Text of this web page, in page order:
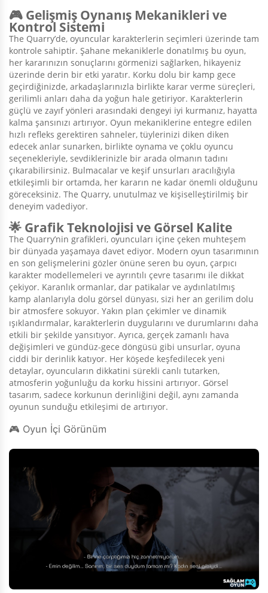
🎮 Gelişmiş Oynanış Mekanikleri ve
Kontrol Sistemi
The Quarry’de, oyuncular karakterlerin seçimleri üzerinde tam
kontrole sahiptir. Şahane mekaniklerle donatılmış bu oyun,
her kararınızın sonuçlarını görmenizi sağlarken, hikayeniz
üzerinde derin bir etki yaratır. Korku dolu bir kamp gece
geçirdiğinizde, arkadaşlarınızla birlikte karar verme süreçleri,
gerilimli anları daha da yoğun hale getiriyor. Karakterlerin
güçlü ve zayıf yönleri arasındaki dengeyi iyi kurmanız, hayatta
kalma şansınızı artırıyor. Oyun mekaniklerine entegre edilen
hızlı refleks gerektiren sahneler, tüylerinizi diken diken
edecek anlar sunarken, birlikte oynama ve çoklu oyuncu
seçenekleriyle, sevdiklerinizle bir arada olmanın tadını
çıkarabilirsiniz. Bulmacalar ve keşif unsurları aracılığıyla
etkileşimli bir ortamda, her kararın ne kadar önemli olduğunu
göreceksiniz. The Quarry, unutulmaz ve kişiselleştirilmiş bir
deneyim vadediyor.
🌟 Grafik Teknolojisi ve Görsel Kalite
The Quarry’nin grafikleri, oyuncuları içine çeken muhteşem
bir dünyada yaşamaya davet ediyor. Modern oyun tasarımının
en son gelişmelerini gözler önüne seren bu oyun, çarpıcı
karakter modellemeleri ve ayrıntılı çevre tasarımı ile dikkat
çekiyor. Karanlık ormanlar, dar patikalar ve aydınlatılmış
kamp alanlarıyla dolu görsel dünyası, sizi her an gerilim dolu
bir atmosfere sokuyor. Yakın plan çekimler ve dinamik
ışıklandırmalar, karakterlerin duygularını ve durumlarını daha
etkili bir şekilde yansıtıyor. Ayrıca, gerçek zamanlı hava
değişimleri ve gündüz-gece döngüsü gibi unsurlar, oyuna
ciddi bir derinlik katıyor. Her köşede keşfedilecek yeni
detaylar, oyuncuların dikkatini sürekli canlı tutarken,
atmosferin yoğunluğu da korku hissini artırıyor. Görsel
tasarım, sadece korkunun derinliğini değil, aynı zamanda
oyunun sunduğu etkileşimi de artırıyor.
🎮 Oyun İçi Görünüm